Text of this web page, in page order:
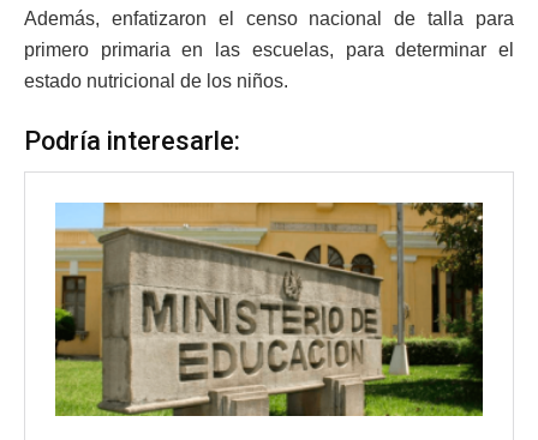
Además, enfatizaron el censo nacional de talla para
primero primaria en las escuelas, para determinar el
estado nutricional de los niños.
Podría interesarle: